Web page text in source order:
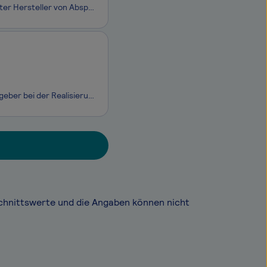
Machen Sie bei uns Karriere! Wir sind ein weltweit tätiger, international anerkannter Hersteller von Absperrarmaturen, Antriebs- und Automatisierungstechnik. Als starker und zuverlässiger Partner für innovative Technik und kundenindividuelle Lösungen beschäftigt die Unternehmensgruppe weltweit mehr
Als DMT Engineering Surveying GmbH & Co. KG unterstützen wir unsere Auftraggeber bei der Realisierung spannender, zukunftsweisender Projekte in verschiedensten Bereichen, z.B. von liniengeführter Infrastruktur, und gestalten so die Energiewende aktiv mit. Dabei pflegen wir langfristige Kundenbez
und die Angaben können nicht